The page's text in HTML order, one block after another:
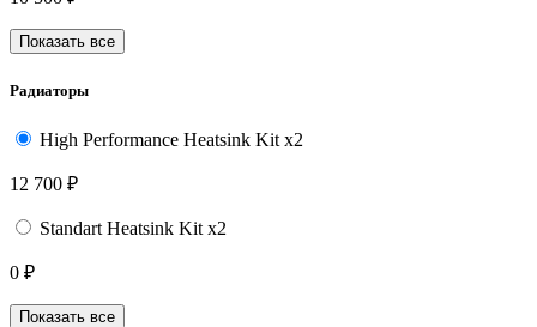
Показать все
Радиаторы
High Performance Heatsink Kit x2
12 700 ₽
Standart Heatsink Kit x2
0 ₽
Показать все